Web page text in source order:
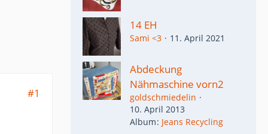
#1
14 EH
Sami <3 11. April 2021
Abdeckung
Nähmaschine vorn2
goldschmiedelin
10. April 2013
Album Jeans Recycling